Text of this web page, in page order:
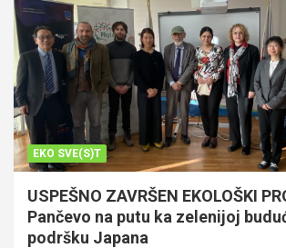
EKO SVE(S)T
USPEŠNO ZAVRŠEN EKOLOŠKI
Pančevo na putu ka zelenijoj
podršku Japana